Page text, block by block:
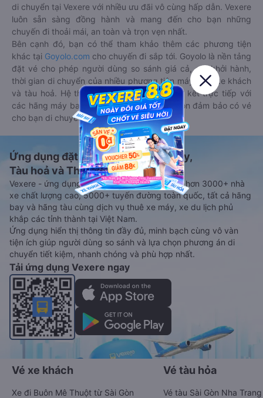
di chuyển tại Vexere với nhiều ưu đãi vô cùng hấp dẫn. Vexere
luôn sẵn sàng đồng hành và mang đến cho bạn những
chuyến đi thoải mái, an toàn và trọn vẹn nhất.
Bên cạnh đó, bạn có thể tham khảo thêm các phương tiện
khác tại Goyolo.com cho chuyến đi sắp tới. Goyolo là nền tảng
đặt vé cho phép người dùng so sánh giá cả, giờ khởi hành,
thời gian di chuyển của nhiều phương tiện máy bay, xe khách
và tàu hoả. Hệ thống của Goyolo được liên kết trực tiếp với
các hãng máy bay, xe khách và tàu hoả, luôn đảm bảo có vé
cho bạn di chuyển.
Ứng dụng đặt vé Xe khách, Máy bay,
Tàu hoả và Thuê xe
Vexere - ứng dụng đặt vé đa phương tiện với hơn 3000+ nhà
xe chất lượng cao, 5000+ tuyến đường toàn quốc, tất cả hãng
bay và hãng tàu cùng dịch vụ thuê xe máy, xe du lịch phủ
khắp các tỉnh thành tại Việt Nam.
Ứng dụng hiển thị thông tin đầy đủ, minh bạch cùng vô vàn
tiện ích giúp người dùng so sánh và lựa chọn phương án di
chuyển tiết kiệm, nhanh chóng và phù hợp nhất.
Tải ứng dụng Vexere ngay
Vé xe khách
Xe đi Buôn Mê Thuột từ Sài Gòn
Vé tàu hỏa
Vé tàu Sài Gòn Nha Trang